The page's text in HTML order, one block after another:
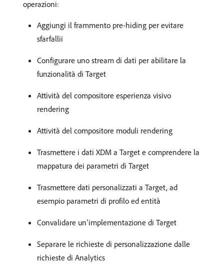
operazioni:
Aggiungi il frammento pre-hiding per evitare
sfarfallii
Configurare uno stream di dati per abilitare la
funzionalità di Target
Attività del compositore esperienza visivo
rendering
Attività del compositore moduli rendering
Trasmettere i dati XDM a Target e comprendere la
mappatura dei parametri di Target
Trasmettere dati personalizzati a Target, ad
esempio parametri di profilo ed entità
Convalidare un’implementazione di Target
Separare le richieste di personalizzazione dalle
richieste di Analytics